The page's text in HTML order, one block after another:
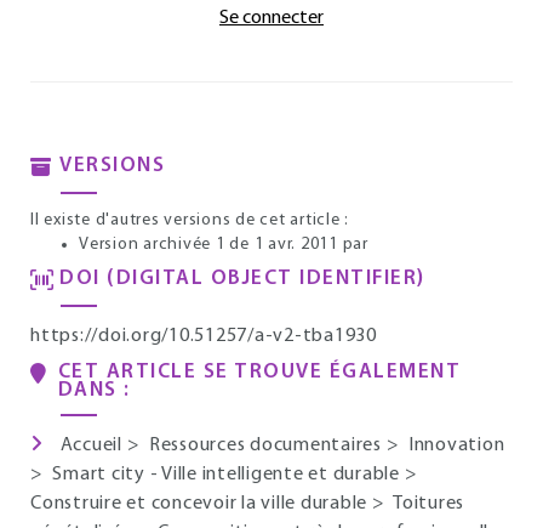
Se connecter
VERSIONS
Il existe d'autres versions de cet article :
Version archivée 1 de 1 avr. 2011 par
DOI (DIGITAL OBJECT IDENTIFIER)
https://doi.org/10.51257/a-v2-tba1930
CET ARTICLE SE TROUVE ÉGALEMENT
DANS :
Accueil > Ressources documentaires >
Innovation
>Smart city - Ville intelligente et durable >
Construire et concevoir la ville durable >
Toitures